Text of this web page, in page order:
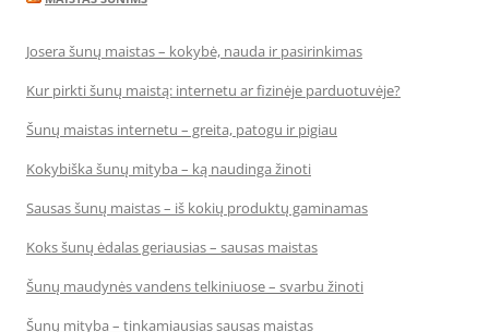
Josera šunų maistas – kokybė, nauda ir pasirinkimas
Kur pirkti šunų maistą: internetu ar fizinėje parduotuvėje?
Šunų maistas internetu – greita, patogu ir pigiau
Kokybiška šunų mityba – ką naudinga žinoti
Sausas šunų maistas – iš kokių produktų gaminamas
Koks šunų ėdalas geriausias – sausas maistas
Šunų maudynės vandens telkiniuose – svarbu žinoti
Šunų mityba – tinkamiausias sausas maistas